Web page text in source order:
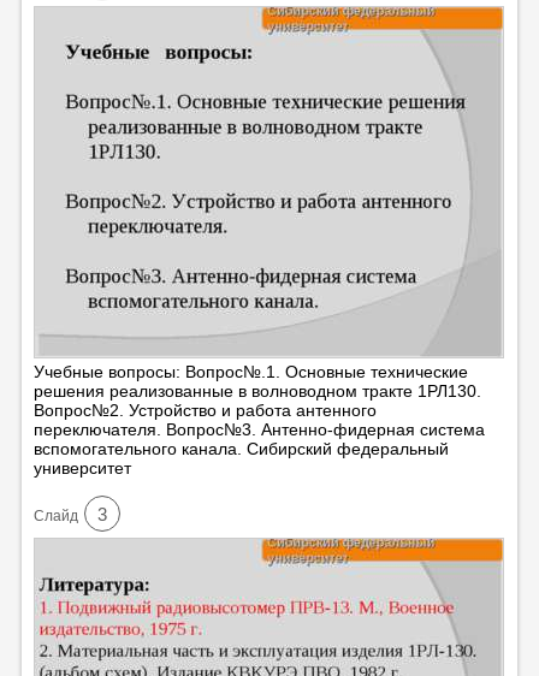
Учебные вопросы: Вопрос№.1. Основные технические
решения реализованные в волноводном тракте 1РЛ130.
Вопрос№2. Устройство и работа антенного
переключателя. Вопрос№3. Антенно-фидерная система
вспомогательного канала. Сибирский федеральный
университет
Cлайд 3